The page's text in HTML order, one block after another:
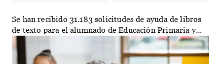
Se han recibido 31.183 solicitudes de ayuda de libros
de texto para el alumnado de Educación Primaria y...